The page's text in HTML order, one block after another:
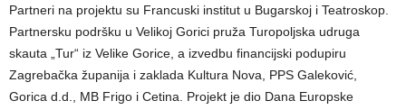
Partneri na projektu su Francuski institut u Bugarskoj i Teatroskop.
Partnersku podršku u Velikoj Gorici pruža Turopoljska udruga
skauta „Tur“ iz Velike Gorice, a izvedbu financijski podupiru
Zagrebačka županija i zaklada Kultura Nova, PPS Galeković,
Gorica d.d., MB Frigo i Cetina. Projekt je dio Dana Europske